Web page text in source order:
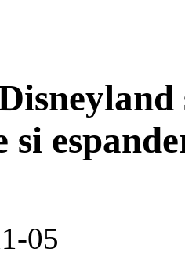
05